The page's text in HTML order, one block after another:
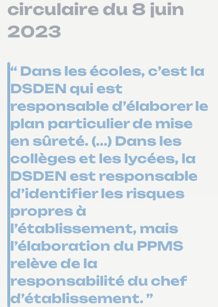
circulaire du 8 juin
2023
“ Dans les écoles, c’est la
DSDEN qui est
responsable d’élaborer le
plan particulier de mise
en sûreté. (...) Dans les
collèges et les lycées, la
DSDEN est responsable
d’identifier les risques
propres à
l’établissement, mais
l’élaboration du PPMS
relève de la
responsabilité du chef
d’établissement. ”